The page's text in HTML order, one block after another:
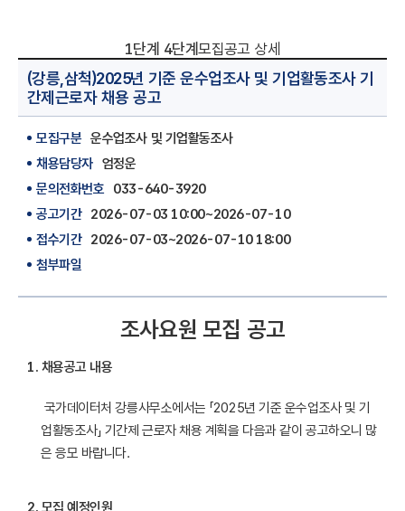
1단계 4단계모집공고 상세
(강릉,삼척)2025년 기준 운수업조사 및 기업활동조사 기
간제근로자 채용 공고
모집구분 운수업조사 및 기업활동조사
채용담당자 엄정운
문의전화번호 033-640-3920
공고기간 2026-07-03 10:00~2026-07-10
접수기간 2026-07-03~2026-07-10 18:00
첨부파일
조사요원 모집 공고
1. 채용공고 내용
업활동조사」 기간제 근로자 채용 계획을 다음과 같이 공고하오니 많
은 응모 바랍니다.
2. 모집 예정인원